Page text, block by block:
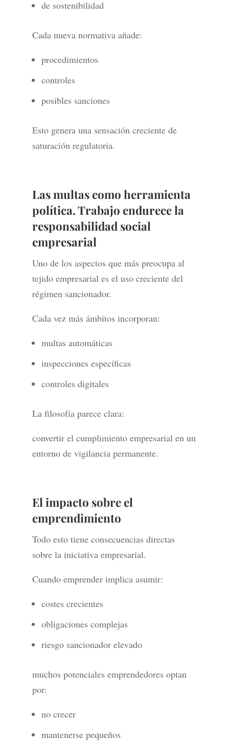
de sostenibilidad
Cada nueva normativa añade:
procedimientos
controles
posibles sanciones
Esto genera una sensación creciente de
saturación regulatoria.
Las multas como herramienta
política. Trabajo endurece la
responsabilidad social
empresarial
Uno de los aspectos que más preocupa al
tejido empresarial es el uso creciente del
régimen sancionador.
Cada vez más ámbitos incorporan:
multas automáticas
inspecciones específicas
controles digitales
La filosofía parece clara:
convertir el cumplimiento empresarial en un
entorno de vigilancia permanente.
El impacto sobre el
emprendimiento
Todo esto tiene consecuencias directas
sobre la iniciativa empresarial.
Cuando emprender implica asumir:
costes crecientes
obligaciones complejas
riesgo sancionador elevado
muchos potenciales emprendedores optan
por:
no crecer
mantenerse pequeños